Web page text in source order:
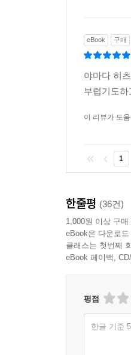
eBook 구매
야마다 히
부럽기도
이 리뷰가 도
1
한줄평 (36건)
1,000원 이상 구
eBook은 다운로
클래스는 첫번째
eBook 페이백,
평점
한글 기준